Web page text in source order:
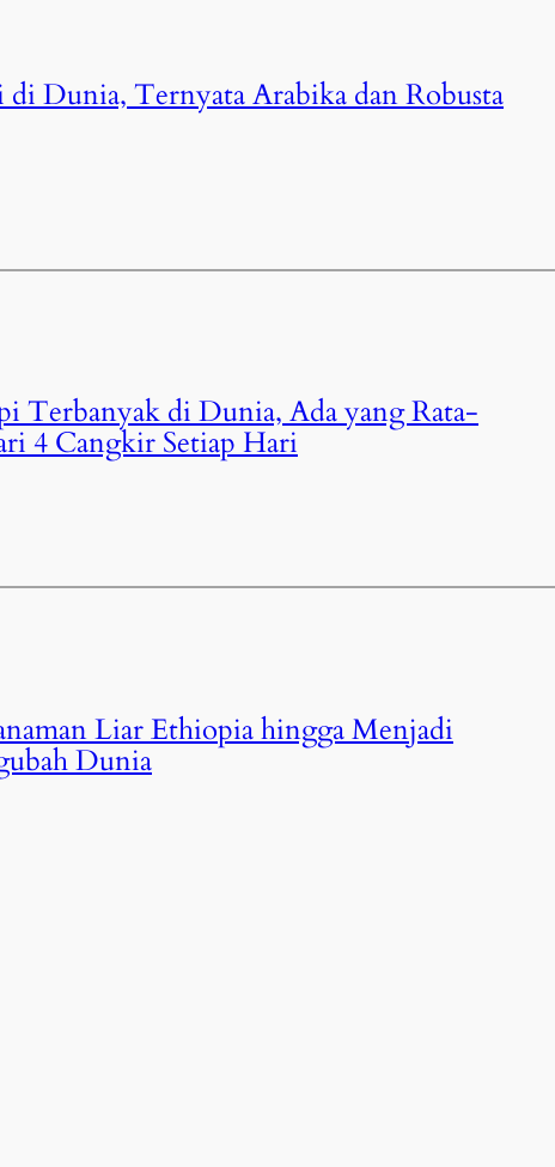
di Dunia, Ternyata Arabika dan Robusta
Terbanyak di Dunia, Ada yang Rata-
4 Cangkir Setiap Hari
Liar Ethiopia hingga Menjadi
Dunia